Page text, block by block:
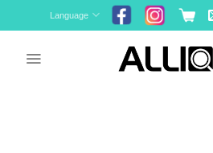
to
Language